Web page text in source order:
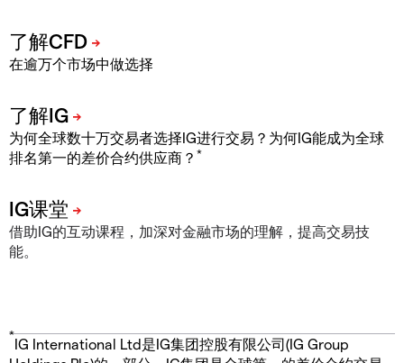
在逾万个市场中做选择
为何全球数十万交易者选择IG进行交易？为何IG能成为全球
排名第一的差价合约供应商？ *
借助IG的互动课程，加深对金融市场的理解，提高交易技
能。
*
IG International Ltd是IG集团控股有限公司(IG Group